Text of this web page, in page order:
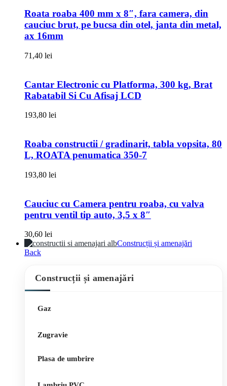
Roata roaba 400 mm x 8″, fara camera, din
cauciuc brut, pe bucsa din otel, janta din metal,
ax 16mm
71,40 lei
Cantar Electronic cu Platforma, 300 kg, Brat
Rabatabil Si Cu Afisaj LCD
193,80 lei
Roaba constructii / gradinarit, tabla vopsita, 80
L, ROATA penumatica 350-7
193,80 lei
Cauciuc cu Camera pentru roaba, cu valva
pentru ventil tip auto, 3,5 x 8″
30,60 lei
Construcții și amenajări
Back
Construcții și amenajări
Gaz
Zugravie
Plasa de umbrire